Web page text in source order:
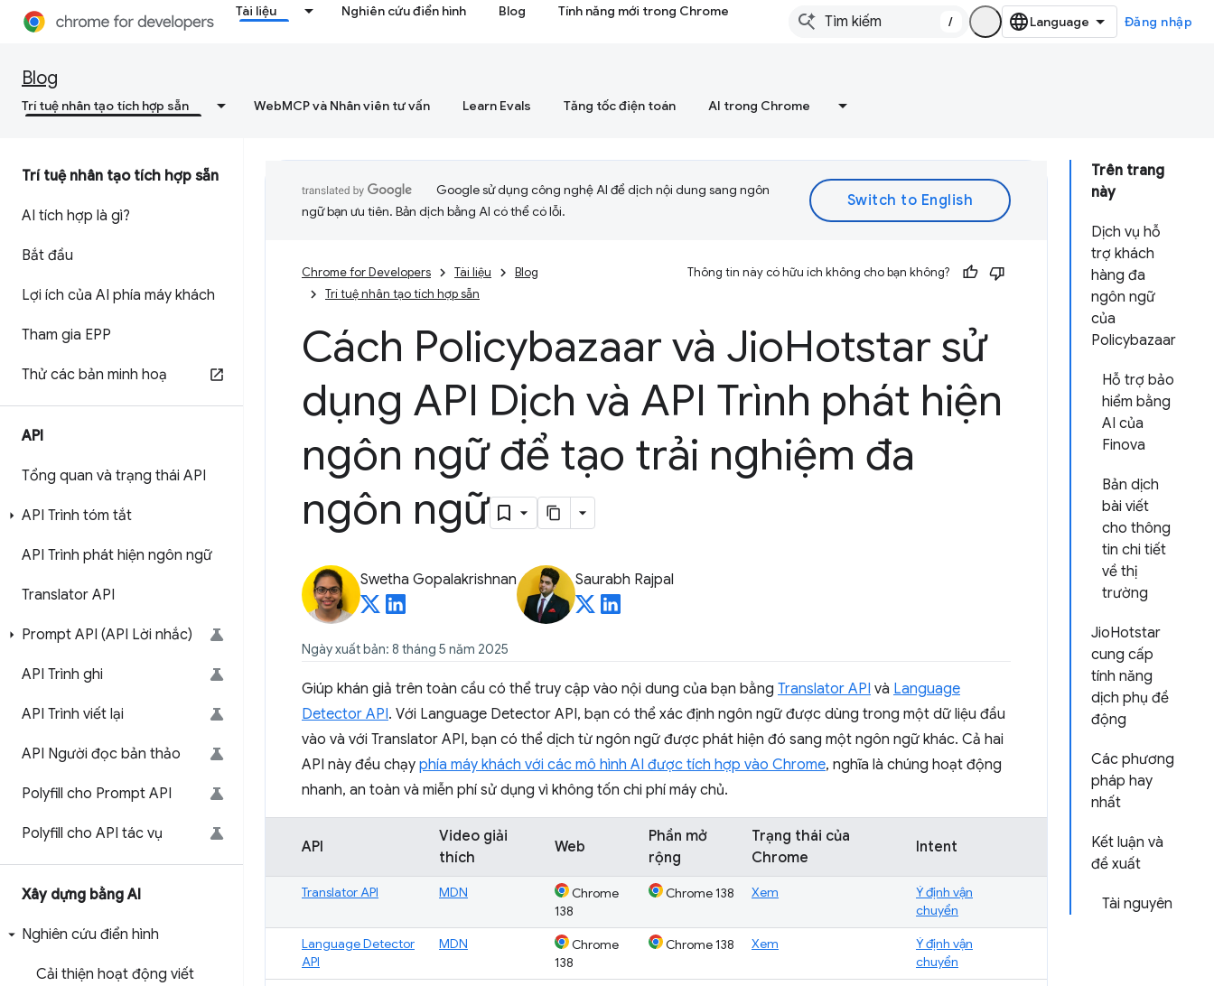
Tài liệu Nghiên cứu điển hình Blog Tính năng mới trong Chrome
/ Đăng nhập
Blog
Trí tuệ nhân tạo tích hợp sẵn WebMCP và Nhân viên tư vấn Learn Evals Tăng tốc điện toán AI trong Chrome
Trí tuệ nhân tạo tích hợp sẵn
AI tích hợp là gì?
Bắt đầu
Lợi ích của AI phía máy khách
Tham gia EPP
Thử các bản minh hoạ
API
Tổng quan và trạng thái API
API Trình tóm tắt
API Trình phát hiện ngôn ngữ
Translator API
Prompt API (API Lời nhắc)
API Trình ghi
API Trình viết lại
API Người đọc bản thảo
Polyfill cho Prompt API
Polyfill cho API tác vụ
Xây dựng bằng AI
Nghiên cứu điển hình
Cải thiện hoạt động viết
Trên trang
này
Dịch vụ hỗ
trợ khách
hàng đa
ngôn ngữ
của
Policybazaar
Hỗ trợ bảo
hiểm bằng
AI của
Finova
Bản dịch
bài viết
cho thông
tin chi tiết
về thị
trường
JioHotstar
cung cấp
tính năng
dịch phụ đề
động
Các phương
pháp hay
nhất
Kết luận và
đề xuất
Tài nguyên
Google sử dụng công nghệ AI để dịch nội dung sang ngôn
ngữ bạn ưu tiên. Bản dịch bằng AI có thể có lỗi.
Chrome for Developers Tài liệu
Blog
Trí tuệ nhân tạo tích hợp sẵn
Thông tin này có hữu ích không cho bạn không?
Cách Policybazaar và JioHotstar sử
dụng API Dịch và API Trình phát hiện
ngôn ngữ để tạo trải nghiệm đa
ngôn ngữ
Swetha Gopalakrishnan Saurabh Rajpal
Ngày xuất bản: 8 tháng 5 năm 2025
Giúp khán giả trên toàn cầu có thể truy cập vào nội dung của bạn bằng Translator API và Language
Detector API. Với Language Detector API, bạn có thể xác định ngôn ngữ được dùng trong một dữ liệu đầu
vào và với Translator API, bạn có thể dịch từ ngôn ngữ được phát hiện đó sang một ngôn ngữ khác. Cả hai
API này đều chạy phía máy khách với các mô hình AI được tích hợp vào Chrome, nghĩa là chúng hoạt động
nhanh, an toàn và miễn phí sử dụng vì không tốn chi phí máy chủ.
API
Video giải
thích
Web
Phần mở
rộng
Trạng thái của
Chrome
Intent
Translator API MDN
Chrome
138
Chrome 138 Xem
Ý định vận
chuyển
Language Detector
API
MDN
Chrome
138
Chrome 138 Xem
Ý định vận
chuyển